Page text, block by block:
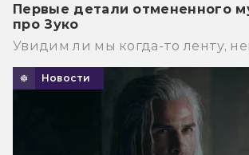
Первые детали отмененного
про Зуко
Увидим ли мы когда-то ленту,
Новости